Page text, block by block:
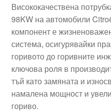
Висококачествена
98KW на автомобили
компонент е
система, осигурявайки
горивото до горивните
ключова роля в
тъй като замяната и
намалена мощност и
гориво.